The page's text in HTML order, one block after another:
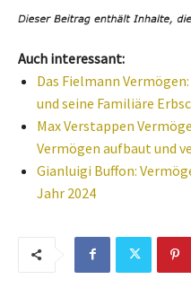
Auch interessant:
Das Fielmann
und seine Familiäre
Max Verstappen
Vermögen aufbaut und
Gianluigi Buffon:
Jahr 2024